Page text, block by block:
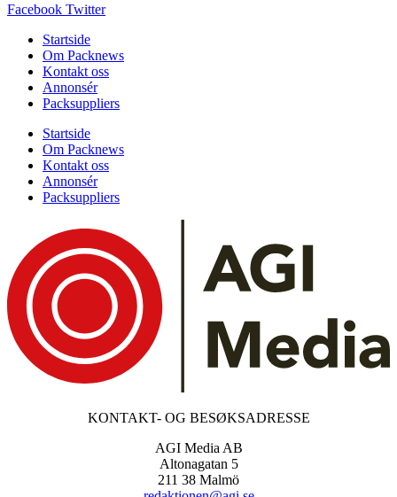
Facebook Twitter
Startside
Om Packnews
Kontakt oss
Annonsér
Packsuppliers
Startside
Om Packnews
Kontakt oss
Annonsér
Packsuppliers
KONTAKT- OG BESØKSADRESSE
AGI Media AB
Altonagatan 5
211 38 Malmö